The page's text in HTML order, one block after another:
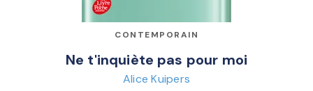
CONTEMPORAIN
Ne t'inquiète pas pour moi
Alice Kuipers